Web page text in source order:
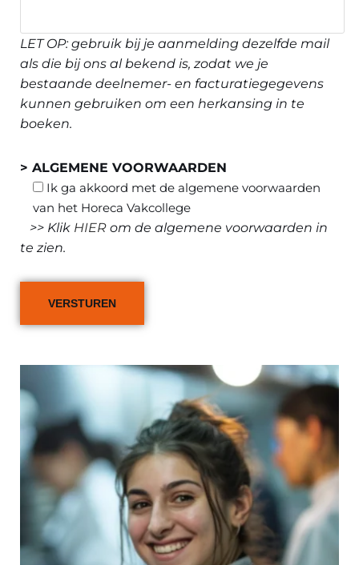
LET OP: gebruik bij je aanmelding dezelfde mail
als die bij ons al bekend is, zodat we je
bestaande deelnemer- en facturatiegegevens
kunnen gebruiken om een herkansing in te
boeken.
> ALGEMENE VOORWAARDEN
Ik ga akkoord met de algemene voorwaarden
van het Horeca Vakcollege
>> Klik HIER om de algemene voorwaarden in
te zien.